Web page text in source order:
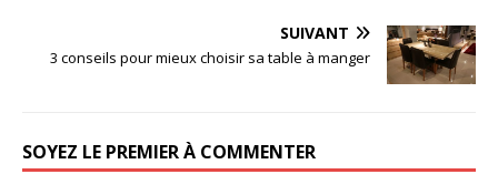
SUIVANT
3 conseils pour mieux choisir sa table à manger
SOYEZ LE PREMIER À COMMENTER